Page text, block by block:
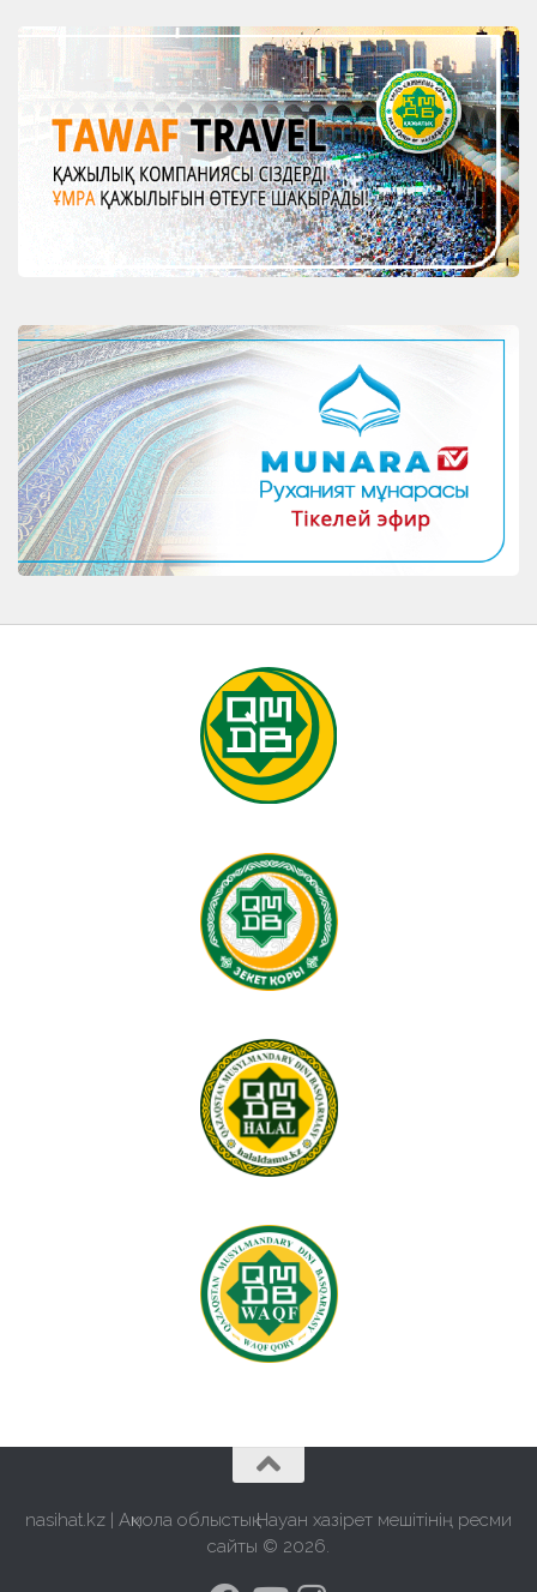
nasihat.kz | Ақмола облыстық Науан хазірет мешітінің ресми
сайты © 2026.